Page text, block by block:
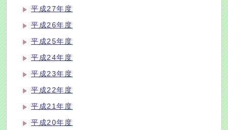
平成27年度
平成26年度
平成25年度
平成24年度
平成23年度
平成22年度
平成21年度
平成20年度